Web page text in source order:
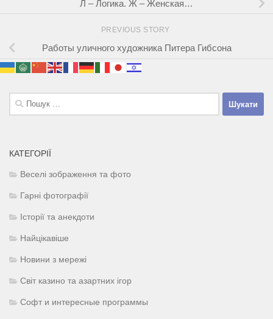
Л – Логика. Ж – Женская…
PREVIOUS STORY
Работы уличного художника Питера Гибсона
Пошук:
КАТЕГОРІЇ
Веселі зображення та фото
Гарні фотографії
Історії та анекдоти
Найцікавіше
Новини з мережі
Світ казино та азартних ігор
Софт и интересные программы